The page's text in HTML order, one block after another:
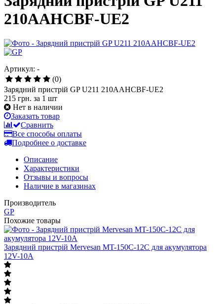
210AAHCBF-UE2
Артикул: -
(0)
Зарядний пристрій GP U211 210AAHCBF-UE2
215 грн. за 1 шт
Нет в наличии
Заказать товар
Сравнить
Все способы оплаты
Подробнее о доставке
Описание
Характеристики
Отзывы и вопросы
Наличие в магазинах
Производитель
GP
Похожие товары
Зарядний пристрій Mervesan MT-150C-12C для акумулятора
12V-10A